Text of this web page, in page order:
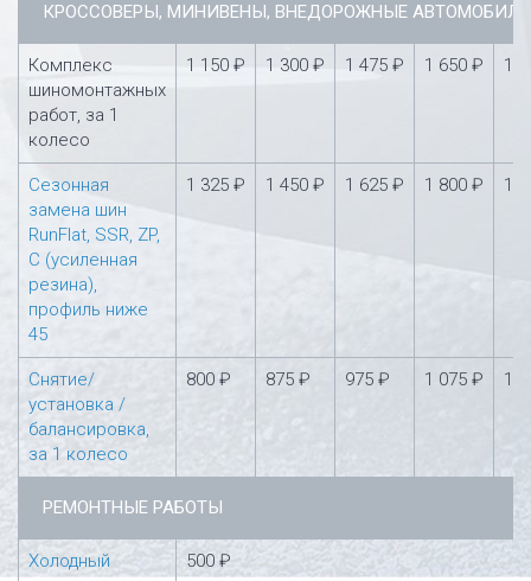
КРОССОВЕРЫ, МИНИВЕНЫ, ВНЕДОРОЖНЫЕ АВТОМОБИЛИ
Комплекс
шиномонтажных
работ, за 1
колесо
1 150 ₽ 1 300 ₽ 1 475 ₽ 1 650 ₽ 1
Сезонная
замена шин
RunFlat, SSR, ZP,
С (усиленная
резина),
профиль ниже
45
1 325 ₽ 1 450 ₽ 1 625 ₽ 1 800 ₽ 1
Снятие/
установка /
балансировка,
за 1 колесо
800 ₽ 875 ₽ 975 ₽ 1 075 ₽ 1
РЕМОНТНЫЕ РАБОТЫ
Холодный
500 ₽